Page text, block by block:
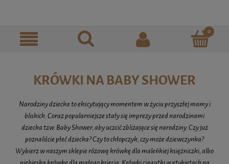
KRÓWKI NA BABY SHOWER
Narodziny dziecka to ekscytujący momentem w życiu przyszłej mamy i
bliskich. Coraz popularniejsze stały się imprezy przed narodzinami
dziecka tzw. Baby Shower, aby uczcić zbliżające się narodziny. Czy już
poznaliście płeć dziecka? Czy to chłopczyk, czy może dziewczynka?
Wybierz w naszym sklepie różową krówkę dla maleńkiej księżniczki, albo